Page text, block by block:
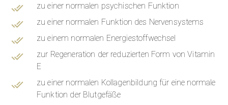
zu einer normalen psychischen Funktion
zu einer normalen Funktion des Nervensystems
zu einem normalen Energiestoffwechsel
zur Regeneration der reduzierten Form von Vitamin
E
zu einer normalen Kollagenbildung für eine normale
Funktion der Blutgefäße